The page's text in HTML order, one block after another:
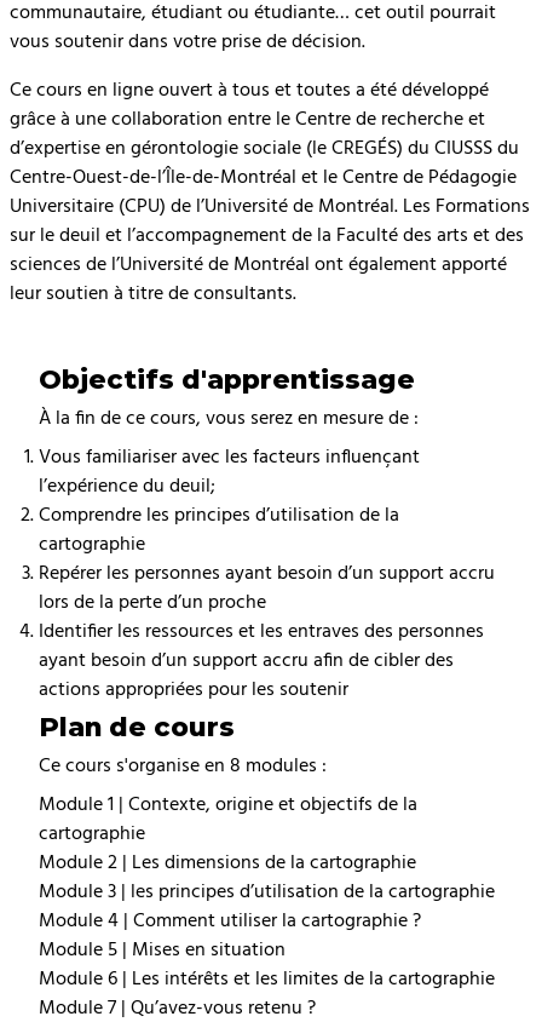
communautaire, étudiant ou étudiante… cet outil pourrait
vous soutenir dans votre prise de décision.
Ce cours en ligne ouvert à tous et toutes a été développé
grâce à une collaboration entre le Centre de recherche et
d’expertise en gérontologie sociale (le CREGÉS) du CIUSSS du
Centre-Ouest-de-l’Île-de-Montréal et le Centre de Pédagogie
Universitaire (CPU) de l’Université de Montréal. Les Formations
sur le deuil et l’accompagnement de la Faculté des arts et des
sciences de l’Université de Montréal ont également apporté
leur soutien à titre de consultants.
Objectifs d'apprentissage
À la fin de ce cours, vous serez en mesure de :
Vous familiariser avec les facteurs influençant
l’expérience du deuil;
Comprendre les principes d’utilisation de la
cartographie
Repérer les personnes ayant besoin d’un support accru
lors de la perte d’un proche
Identifier les ressources et les entraves des personnes
ayant besoin d’un support accru afin de cibler des
actions appropriées pour les soutenir
Plan de cours
Ce cours s'organise en 8 modules :
Module 1 | Contexte, origine et objectifs de la
cartographie
Module 2 | Les dimensions de la cartographie
Module 3 | les principes d’utilisation de la cartographie
Module 4 | Comment utiliser la cartographie ?
Module 5 | Mises en situation
Module 6 | Les intérêts et les limites de la cartographie
Module 7 | Qu’avez-vous retenu ?